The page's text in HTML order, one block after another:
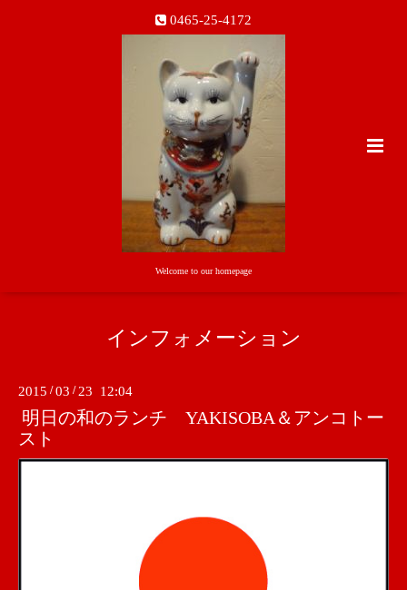
0465-25-4172
Welcome to our homepage
インフォメーション
2015 /03 / 23 12:04
明日の和のランチ YAKISOBA＆アンコトー
スト